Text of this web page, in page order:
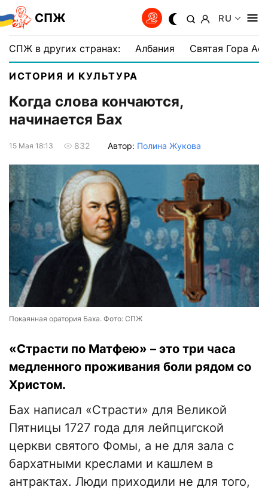
СПЖ RU
СПЖ в других странах: Албания Святая Гора
ИСТОРИЯ И КУЛЬТУРА
Когда слова кончаются,
начинается Бах
15 Мая 18:13 832 Автор: Полина Жукова
Покаянная оратория Баха. Фото: СПЖ
«Страсти по Матфею» – это три часа
медленного проживания боли рядом со
Христом.
Бах написал «Страсти» для Великой
Пятницы 1727 года для лейпцигской
церкви святого Фомы, а не для зала с
бархатными креслами и кашлем в
антрактах. Люди приходили не для того,